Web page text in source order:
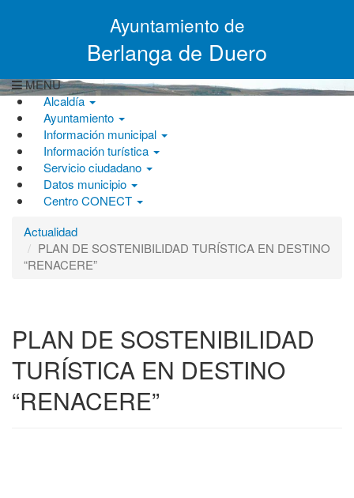
Ayuntamiento de
Berlanga de Duero
MENU
Alcaldía
Ayuntamiento
Información municipal
Información turística
Servicio ciudadano
Datos municipio
Centro CONECT
Actualidad
PLAN DE SOSTENIBILIDAD TURÍSTICA EN DESTINO
“RENACERE”
PLAN DE SOSTENIBILIDAD
TURÍSTICA EN DESTINO
“RENACERE”